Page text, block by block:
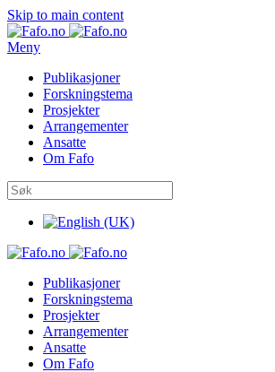
Skip to main content
Meny
Publikasjoner
Forskningstema
Prosjekter
Arrangementer
Ansatte
Om Fafo
Publikasjoner
Forskningstema
Prosjekter
Arrangementer
Ansatte
Om Fafo